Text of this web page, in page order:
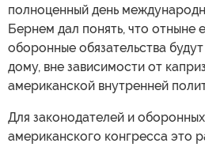
полноценный день
Бернем дал понять, что отныне
оборонные обязательства
дому, вне зависимости от
американской внутренней
Для законодателей и
американского конгресса это